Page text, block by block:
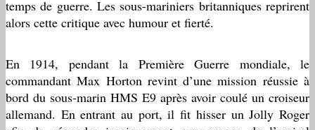
temps de guerre. Les sous-mariniers britanniques reprirent
alors cette critique avec humour et fierté.
En 1914, pendant la Première Guerre mondiale, le
commandant Max Horton revint d’une mission réussie à
bord du sous-marin HMS E9 après avoir coulé un croiseur
allemand. En entrant au port, il fit hisser un Jolly Roger